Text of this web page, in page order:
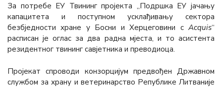
За потребе ЕУ Твининг пројекта „Подршка ЕУ јачању
капацитета и поступном усклађивању сектора
безбједности хране у Босни и Херцеговини с Acquis“
расписан је оглас за два радна мјеста, и то асистента
резидентног твининг савјетника и преводиоца.
Пројекат спроводи конзорцијум предвођен Државном
службом за храну и ветеринарство Републике Литваније